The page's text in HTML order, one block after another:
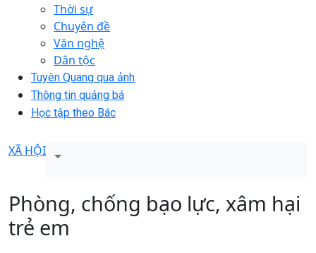
Thời sự
Chuyên đề
Văn nghệ
Dân tộc
Tuyên Quang qua ảnh
Thông tin quảng bá
Học tập theo Bác
XÃ HỘI
Phòng, chống bạo lực, xâm hại
trẻ em